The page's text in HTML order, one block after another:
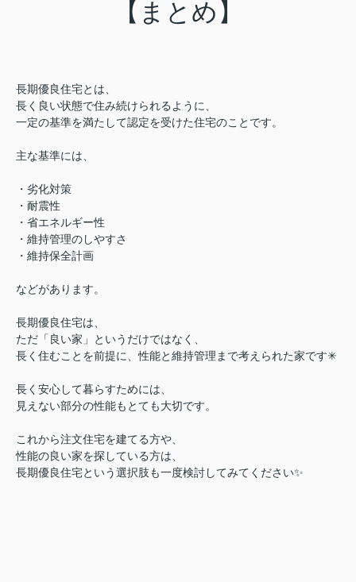
【まとめ】
長期優良住宅とは、
長く良い状態で住み続けられるように、
一定の基準を満たして認定を受けた住宅のことです。
主な基準には、
・劣化対策
・耐震性
・省エネルギー性
・維持管理のしやすさ
・維持保全計画
などがあります。
長期優良住宅は、
ただ「良い家」というだけではなく、
長く住むことを前提に、性能と維持管理まで考えられた家です✳︎
長く安心して暮らすためには、
見えない部分の性能もとても大切です。
これから注文住宅を建てる方や、
性能の良い家を探している方は、
長期優良住宅という選択肢も一度検討してみてください✨